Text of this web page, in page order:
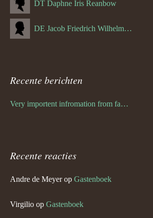
DT Daphne Iris Reanbow
DE Jacob Friedrich Wilhelm Hurth
Recente berichten
Very importent infromation from family Schwulst
Recente reacties
Andre de Meyerop Gastenboek
Virgilio op Gastenboek